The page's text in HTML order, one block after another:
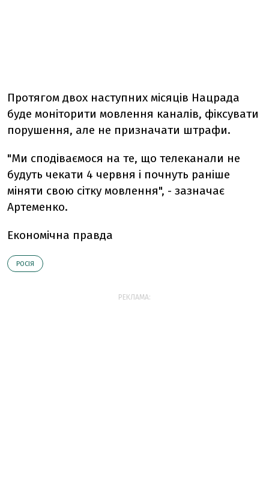
Протягом двох наступних місяців Нацрада
буде моніторити мовлення каналів, фіксувати
порушення, але не призначати штрафи.
"Ми сподіваємося на те, що телеканали не
будуть чекати 4 червня і почнуть раніше
міняти свою сітку мовлення", - зазначає
Артеменко.
Економічна правда
РОСІЯ
РЕКЛАМА: